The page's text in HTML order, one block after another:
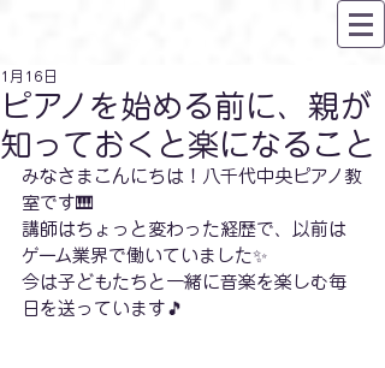
ピアノを始める前に、親が
知っておくと楽になること
1月16日
みなさまこんにちは！八千代中央ピアノ教
室です🎹
講師はちょっと変わった経歴で、以前は
ゲーム業界で働いていました✨
今は子どもたちと一緒に音楽を楽しむ毎
日を送っています🎵